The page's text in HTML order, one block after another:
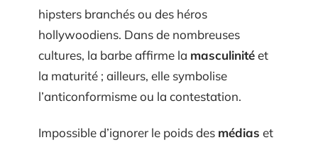
hipsters branchés ou des héros
hollywoodiens. Dans de nombreuses
cultures, la barbe affirme la masculinitéet
la maturité ; ailleurs, elle symbolise
l’anticonformisme ou la contestation.
Impossible d’ignorer le poids des médias et